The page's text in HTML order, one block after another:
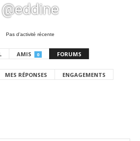
@eddine
Pas d’activité récente
AMIS 0 FORUMS
MES RÉPONSES ENGAGEMENTS